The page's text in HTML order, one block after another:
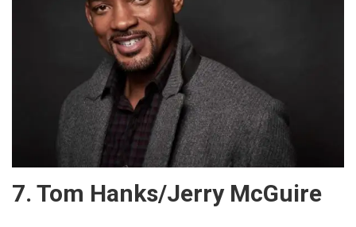
7. Tom Hanks/Jerry McGuire